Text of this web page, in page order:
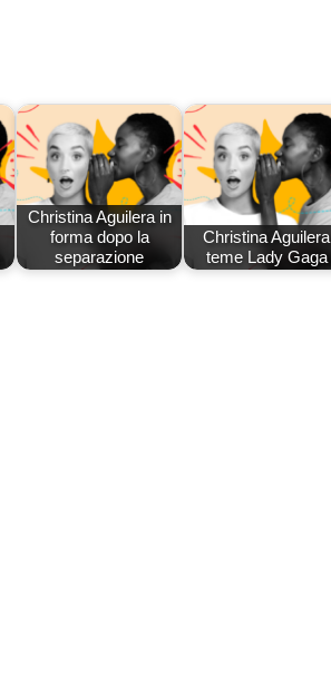
Christina Aguilera in
forma dopo la
separazione
Christina Aguilera
teme Lady Gaga